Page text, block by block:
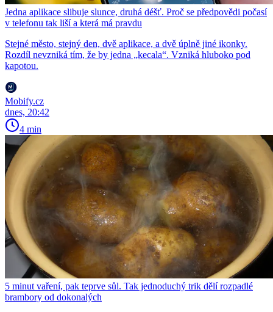
Jedna aplikace slibuje slunce, druhá déšť. Proč se předpovědi počasí
v telefonu tak liší a která má pravdu
Stejné město, stejný den, dvě aplikace, a dvě úplně jiné ikonky.
Rozdíl nevzniká tím, že by jedna „kecala“. Vzniká hluboko pod
kapotou.
Mobify.cz
dnes, 20:42
4 min
5 minut vaření, pak teprve sůl. Tak jednoduchý trik dělí rozpadlé
brambory od dokonalých